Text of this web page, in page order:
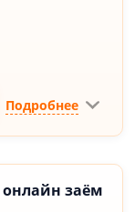
Подробнее
заём